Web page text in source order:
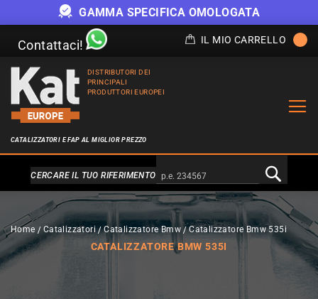
GAMMA SPECIFICA OMOLOGATA
Contattaci! IL MIO CARRELLO
DISTRIBUTORI DEI
PRINCIPALI
PRODUTTORI EUROPEI
CATALIZZATORI E FAP AL MIGLIOR PREZZO
Alternativa a Doofinder
CERCARE IL TUO RIFERIMENTO
Home Catalizzatori Catalizzatore Bmw Catalizzatore Bmw 535i
CATALIZZATORE BMW 535I